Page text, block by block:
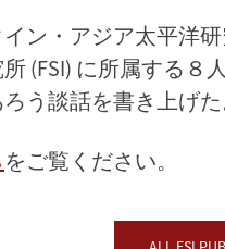
ン・アジア太平洋
(FSI) に所属する８
う談話を書き上げた
をご覧ください。